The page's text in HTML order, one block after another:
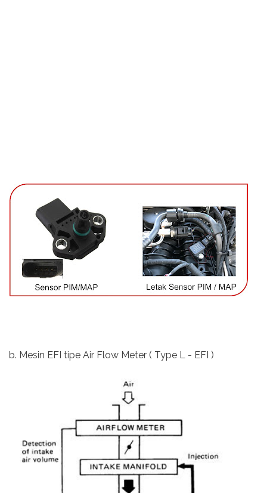
b. Mesin EFI tipe Air Flow Meter ( Type L - EFI )